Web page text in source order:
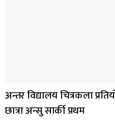
अन्तर विद्यालय चित्रकला
छात्रा अन्सु सार्की प्रथम